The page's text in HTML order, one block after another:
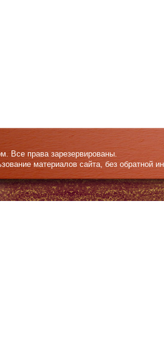
Все права зарезервированы.
материалов сайта, без обратной